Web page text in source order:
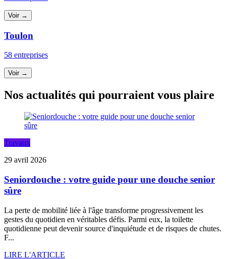
Voir →
Toulon
58 entreprises
Voir →
Nos actualités qui pourraient vous plaire
Travaux
29 avril 2026
Seniordouche : votre guide pour une douche senior
sûre
La perte de mobilité liée à l'âge transforme progressivement les
gestes du quotidien en véritables défis. Parmi eux, la toilette
quotidienne peut devenir source d'inquiétude et de risques de chutes.
F...
LIRE L'ARTICLE